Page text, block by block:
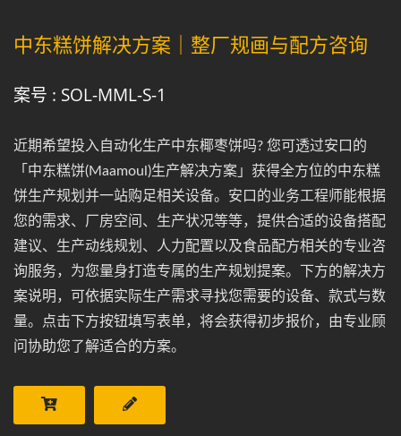
中东糕饼解决方案｜整厂规画与配方咨询
案号 : SOL-MML-S-1
近期希望投入自动化生产中东椰枣饼吗? 您可透过安口的
「中东糕饼(Maamoul)生产解决方案」获得全方位的中东糕
饼生产规划并一站购足相关设备。安口的业务工程师能根据
您的需求、厂房空间、生产状况等等，提供合适的设备搭配
建议、生产动线规划、人力配置以及食品配方相关的专业咨
询服务，为您量身打造专属的生产规划提案。下方的解决方
案说明，可依据实际生产需求寻找您需要的设备、款式与数
量。点击下方按钮填写表单，将会获得初步报价，由专业顾
问协助您了解适合的方案。